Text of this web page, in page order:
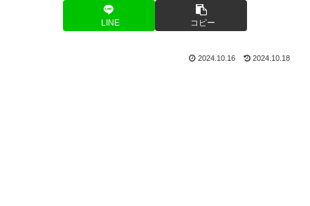
LINE コピー
2024.10.16 2024.10.18